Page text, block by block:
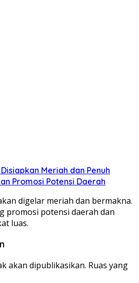
Meriah dan Penuh
Promosi Potensi Daerah
digelar meriah dan bermakna.
promosi potensi daerah dan
luas.
akan dipublikasikan. Ruas yang